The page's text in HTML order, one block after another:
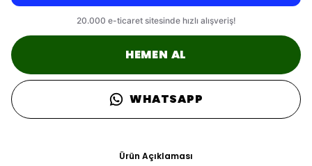
HEMEN AL
WHATSAPP
Ürün Açıklaması